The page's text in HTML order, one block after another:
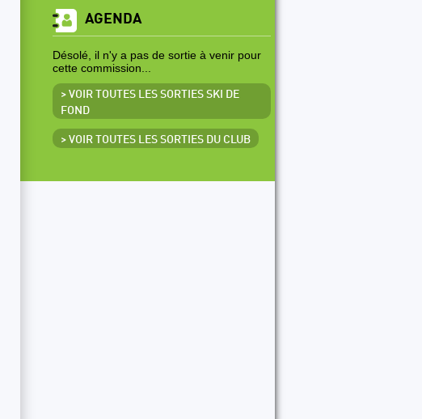
AGENDA
Désolé, il n'y a pas de sortie à venir pour
cette commission...
> VOIR TOUTES LES SORTIES SKI DE
FOND
> VOIR TOUTES LES SORTIES DU CLUB